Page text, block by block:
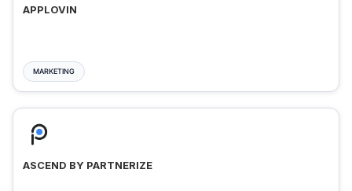
APPLOVIN
MARKETING
ASCEND BY PARTNERIZE